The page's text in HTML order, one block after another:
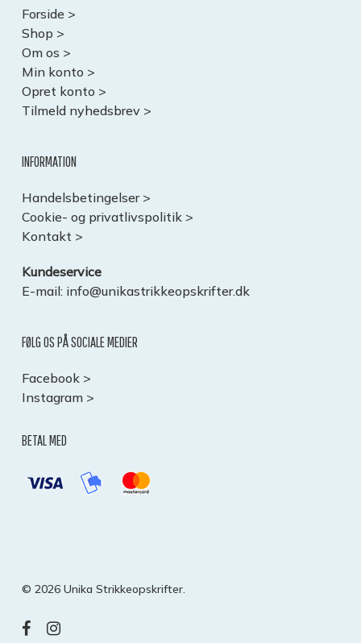
Forside >
Shop >
Om os >
Min konto >
Opret konto >
Tilmeld nyhedsbrev >
INFORMATION
Handelsbetingelser >
Cookie- og privatlivspolitik >
Kontakt >
Kundeservice
E-mail: info@unikastrikkeopskrifter.dk
FØLG OS PÅ SOCIALE MEDIER
Facebook >
Instagram >
BETAL MED
© 2026 Unika Strikkeopskrifter.
facebookinstagram